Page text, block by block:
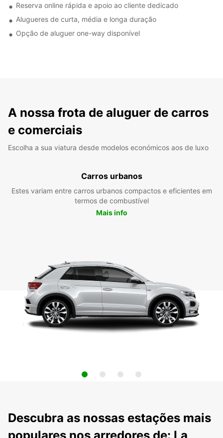
Reserva online rápida e apoio ao cliente dedicado
Alugueres de curta, média e longa duração
Opção de aluguer one-way disponível
A nossa frota de aluguer de carros
e comerciais
Escolha a sua viatura desde modelos económicos aos de luxo
Carros urbanos
Estes variam entre carros urbanos compactos e eficientes em
termos de combustível
Mais info
Descubra as nossas estações mais